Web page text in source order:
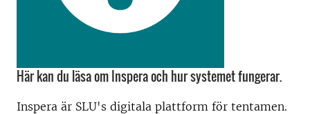
Här kan du läsa om Inspera och hur systemet fungerar.
Inspera är SLU's digitala plattform för tentamen.